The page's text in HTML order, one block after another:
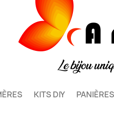
KITS DIY PANIÈRES